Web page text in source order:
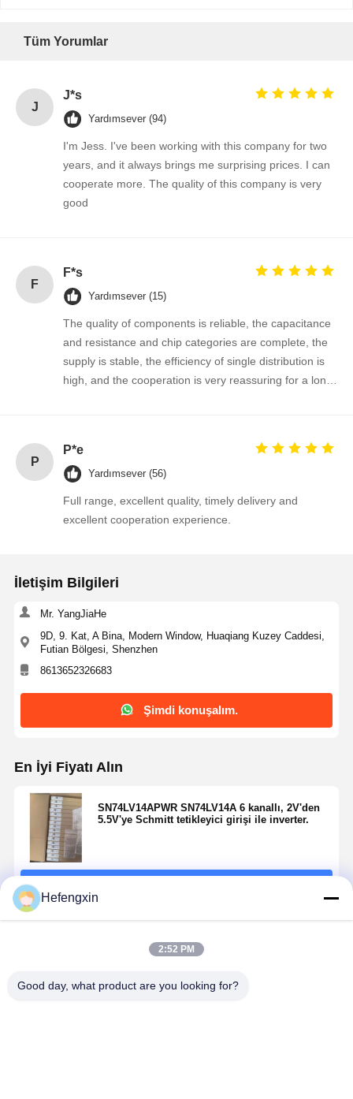
Kalite Kontrol
Şimdi
Çok Katmanlı Seramik Kondansatör
öngerilim direnci transistörü
ESD Koruma Diyot
MOSFET Transistör
Düşük Kayıp Regülatörü
Bipolar Bağlantı Transistörü
Tüm Yorumlar
J
J*s
Yardımsever (94)
I'm Jess. I've been working with this company for two
years, and it always brings me surprising prices. I can
cooperate more. The quality of this company is very
good
F
F*s
Yardımsever (15)
The quality of components is reliable, the capacitance
and resistance and chip categories are complete, the
supply is stable, the efficiency of single distribution is
high, and the cooperation is very reassuring for a long
P
P*e
Yardımsever (56)
Full range, excellent quality, timely delivery and
excellent cooperation experience.
İletişim Bilgileri
Mr. YangJiaHe
9D, 9. Kat, A Bina, Modern Window, Huaqiang Kuzey Caddesi,
Futian Bölgesi, Shenzhen
8613652326683
Şimdi konuşalım.
En İyi Fiyatı Alın
SN74LV14APWR SN74LV14A 6 kanallı, 2V'den
5.5V'ye Schmitt tetikleyici girişi ile inverter.
Hefengxin
2:52 PM
Good day, what product are you looking for?